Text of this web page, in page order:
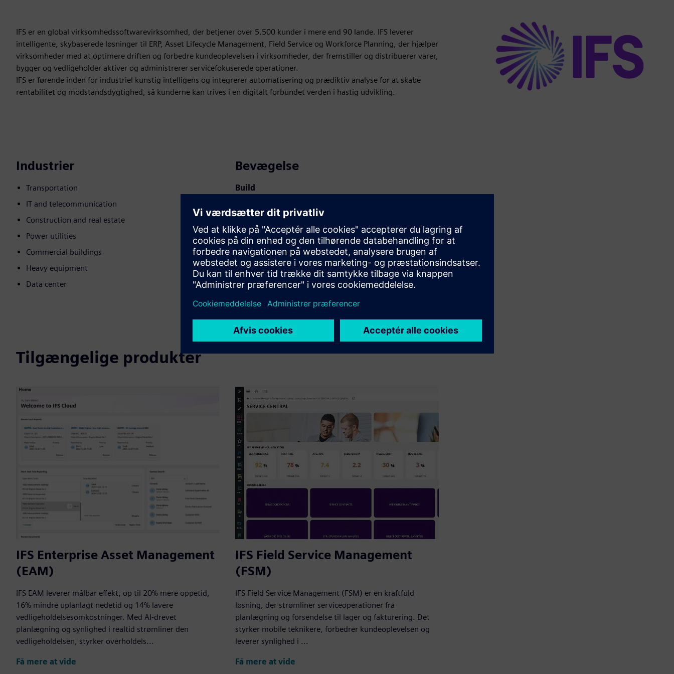
IFS er en global virksomhedssoftwarevirksomhed, der betjener over 5.500 kunder i mere end 90 lande. IFS leverer
intelligente, skybaserede løsninger til ERP, Asset Lifecycle Management, Field Service og Workforce Planning, der hjælper
virksomheder med at optimere driften og forbedre kundeoplevelsen i virksomheder, der fremstiller og distribuerer varer,
bygger og vedligeholder aktiver og administrerer servicefokuserede operationer.
IFS er førende inden for industriel kunstig intelligens og integrerer automatisering og prædiktiv analyse for at skabe
rentabilitet og modstandsdygtighed, så kunderne kan trives i en digitalt forbundet verden i hastig udvikling.
Industrier
Transportation
IT and telecommunication
Construction and real estate
Power utilities
Commercial buildings
Heavy equipment
Data center
Bevægelse
Build
produkt/en Siemens Xcelerator-løsning ved at skabe et
nyt produkt eller skaber en ny kundeløsning via
integration af Siemens Xcelerator-produktet og sit eget
produkt
Tilgængelige produkter
IFS Enterprise Asset Management
(EAM)
IFS EAM leverer målbar effekt, op til 20% mere oppetid,
16% mindre uplanlagt nedetid og 14% lavere
vedligeholdelsesomkostninger. Med AI-drevet
planlægning og synlighed i realtid strømliner den
vedligeholdelsen, styrker overholdels...
Få mere at vide
IFS Field Service Management
(FSM)
IFS Field Service Management (FSM) er en kraftfuld
løsning, der strømliner serviceoperationer fra
planlægning og forsendelse til lager og fakturering. Det
styrker mobile teknikere, forbedrer kundeoplevelsen og
leverer synlighed i ...
Få mere at vide